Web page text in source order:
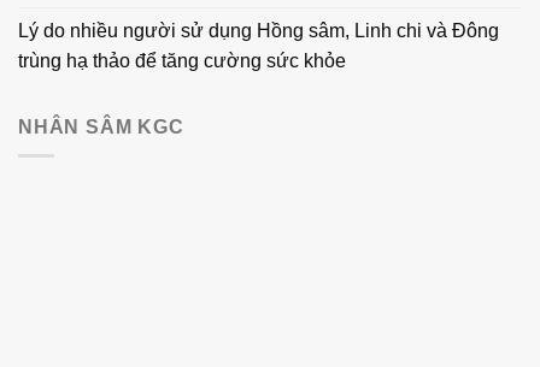
Lý do nhiều người sử dụng Hồng sâm, Linh chi và Đông
trùng hạ thảo để tăng cường sức khỏe
NHÂN SÂM KGC